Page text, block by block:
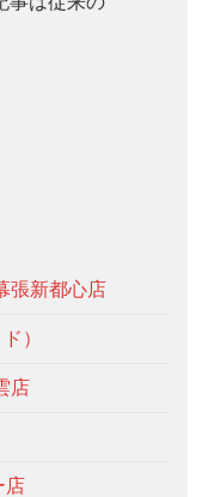
張新都心店
）
店
店